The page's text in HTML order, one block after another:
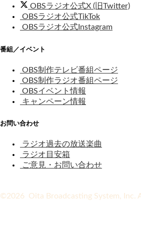
OBSラジオ公式X (旧Twitter)
OBSラジオ公式TikTok
OBSラジオ公式Instagram
番組／イベント
OBS制作テレビ番組ページ
OBS制作ラジオ番組ページ
OBSイベント情報
キャンペーン情報
お問い合わせ
ラジオ過去の放送楽曲
ラジオ目安箱
ご意見・お問い合わせ
©2026 Oita Broadcasting System, Inc.